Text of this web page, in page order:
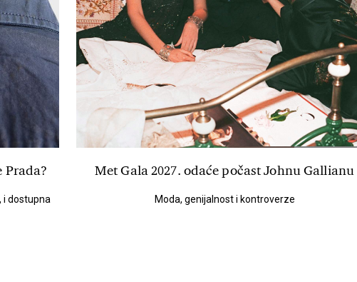
Prada?
i dostupna
Met Gala 2027. odaće počast Johnu Gallianu
Moda, genijalnost i kontroverze